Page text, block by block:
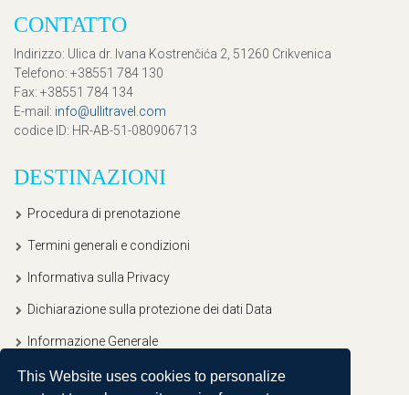
This Website uses cookies to personalize
CONTATTO
Indirizzo: Ulica dr. Ivana Kostrenčića 2, 51260 Crikvenica
Telefono: +38551 784 130
Fax: +38551 784 134
E-mail : info@ullitravel.com
codice ID: HR-AB-51-080906713
DESTINAZIONI
Procedura di prenotazione
Termini generali e condizioni
Informativa sulla Privacy
Dichiarazione sulla protezione dei dati Data
Informazione Generale